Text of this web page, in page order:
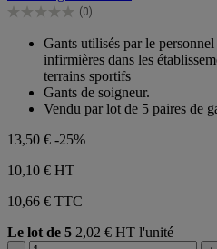
étoiles.
(0)
0.0
étoiles.
Gants utilisés par le
infirmières dans les
terrains sportifs
Gants de soigneur.
Vendu par lot de 5 paires de
13,50 € -25%
10,10 € HT
10,66 € TTC
Le lot de 5 2,02 € HT l'unité